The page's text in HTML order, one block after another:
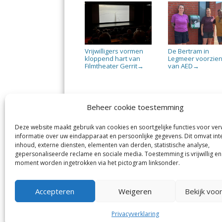
Beheer cookie toestemming
Deze website maakt gebruik van cookies en soortgelijke functies voor
informatie over uw eindapparaat en persoonlijke gegevens. Dit omvat
inhoud, externe diensten, elementen van derden, statistische analyse,
gepersonaliseerde reclame en sociale media. Toestemming is vrijwillig
moment worden ingetrokken via het pictogram linksonder.
Accepteren Weigeren Bekijk
Privacyverklaring
Vrijwilligers vormen
kloppend hart van
Filmtheater Gerrit→
De Bertram in
Legmeer voorzien
van AED →
De Nieuwe Meerbode
Visserstraat 10
1431 GJ Aalsmeer
0297-341900
info@meerbode.nl
en
De
© GOUW Uitgevers B.V.